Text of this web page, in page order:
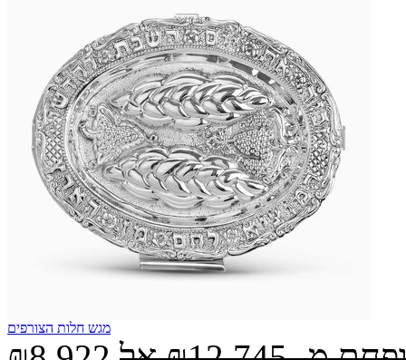
מגש חלות הצורפים